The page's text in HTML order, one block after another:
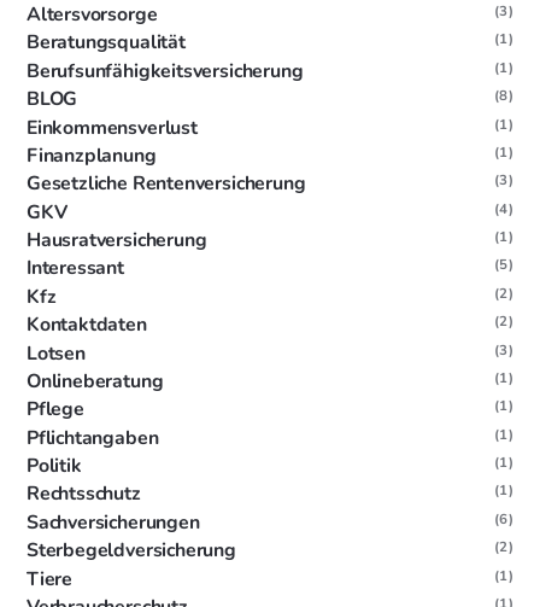
Altersvorsorge (3)
Beratungsqualität (1)
Berufsunfähigkeitsversicherung (1)
BLOG (8)
Einkommensverlust (1)
Finanzplanung (1)
Gesetzliche Rentenversicherung (3)
GKV (4)
Hausratversicherung (1)
Interessant (5)
Kfz (2)
Kontaktdaten (2)
Lotsen (3)
Onlineberatung (1)
Pflege (1)
Pflichtangaben (1)
Politik (1)
Rechtsschutz (1)
Sachversicherungen (6)
Sterbegeldversicherung (2)
Tiere (1)